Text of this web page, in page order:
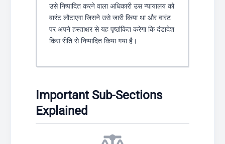
उसे निष्पादित करने वाला अधिकारी उस न्यायालय को
वारंट लौटाएगा जिसने उसे जारी किया था और वारंट
पर अपने हस्ताक्षर से यह पृष्ठांकित करेगा कि दंडादेश
किस रीति से निष्पादित किया गया है।
Important Sub-Sections
Explained